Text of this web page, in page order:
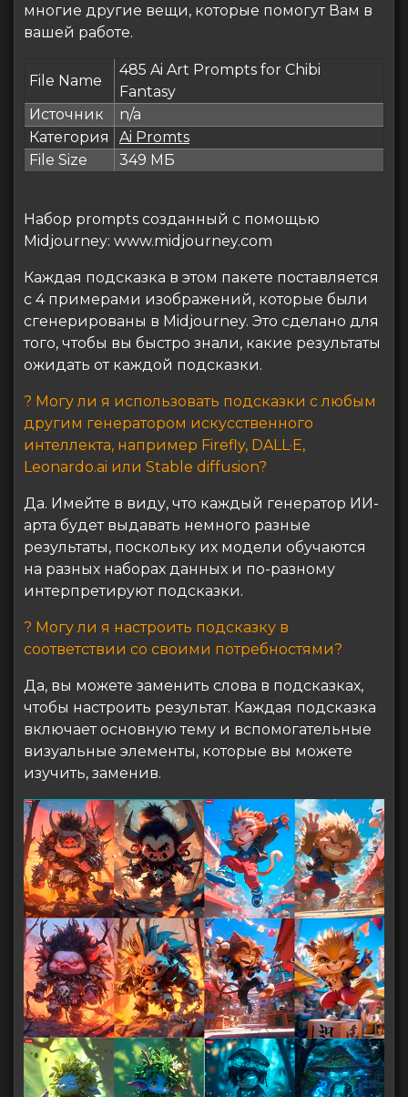
многие другие вещи, которые помогут Вам в
вашей работе.
File Name
485 Ai Art Prompts for Chibi
Fantasy
Источник
n/a
Категория
Ai Promts
File Size
349 МБ
Набор prompts созданный с помощью
Midjourney: www.midjourney.com
Каждая подсказка в этом пакете поставляется
с 4 примерами изображений, которые были
сгенерированы в Midjourney. Это сделано для
того, чтобы вы быстро знали, какие результаты
ожидать от каждой подсказки.
? Могу ли я использовать подсказки с любым
другим генератором искусственного
интеллекта, например Firefly, DALL·E,
Leonardo.ai или Stable diffusion?
Да. Имейте в виду, что каждый генератор ИИ-
арта будет выдавать немного разные
результаты, поскольку их модели обучаются
на разных наборах данных и по-разному
интерпретируют подсказки.
? Могу ли я настроить подсказку в
соответствии со своими потребностями?
Да, вы можете заменить слова в подсказках,
чтобы настроить результат. Каждая подсказка
включает основную тему и вспомогательные
визуальные элементы, которые вы можете
изучить, заменив.